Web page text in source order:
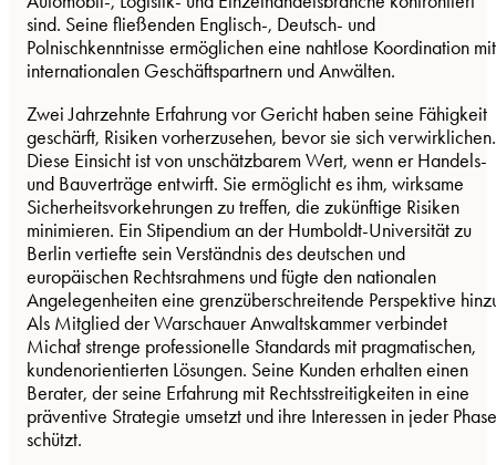
sind. Seine fließenden Englisch-, Deutsch- und
Polnischkenntnisse ermöglichen eine nahtlose Koordination mit
internationalen Geschäftspartnern und Anwälten.
Zwei Jahrzehnte Erfahrung vor Gericht haben seine Fähigkeit
geschärft, Risiken vorherzusehen, bevor sie sich verwirklichen.
Diese Einsicht ist von unschätzbarem Wert, wenn er Handels-
und Bauverträge entwirft. Sie ermöglicht es ihm, wirksame
Sicherheitsvorkehrungen zu treffen, die zukünftige Risiken
minimieren. Ein Stipendium an der Humboldt-Universität zu
Berlin vertiefte sein Verständnis des deutschen und
europäischen Rechtsrahmens und fügte den nationalen
Angelegenheiten eine grenzüberschreitende Perspektive
Als Mitglied der Warschauer Anwaltskammer verbindet
Michał strenge professionelle Standards mit pragmatischen,
kundenorientierten Lösungen. Seine Kunden erhalten einen
Berater, der seine Erfahrung mit Rechtsstreitigkeiten in eine
präventive Strategie umsetzt und ihre Interessen in jeder Phase
schützt.